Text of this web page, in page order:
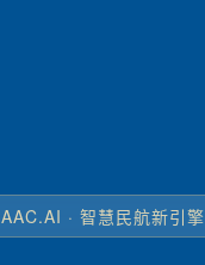
· 智慧民航新引擎